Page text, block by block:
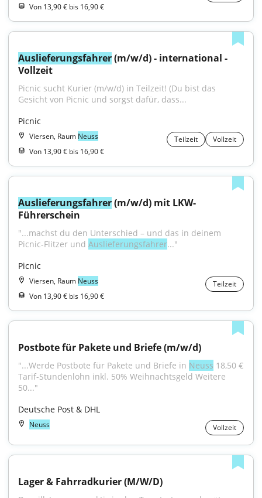
Von 13,90 € bis 16,90 €
Auslieferungsfahrer (m/w/d) - international -
Vollzeit
Picnic sucht Kurier (m/w/d) in Teilzeit! (Du bist das
Gesicht von Picnic und sorgst dafür, dass...
Picnic
Viersen, Raum Neuss Teilzeit
Vollzeit
Von 13,90 € bis 16,90 €
Auslieferungsfahrer (m/w/d) mit LKW-
Führerschein
"...machst du den Unterschied – und das in deinem
Picnic-Flitzer und Auslieferungsfahrer..."
Picnic
Viersen, Raum Neuss
Teilzeit
Von 13,90 € bis 16,90 €
Postbote für Pakete und Briefe (m/w/d)
"...Werde Postbote für Pakete und Briefe in Neuss 18,50 €
Tarif-Stundenlohn inkl. 50% Weihnachtsgeld Weitere
50..."
Deutsche Post & DHL
Neuss Vollzeit
Lager & Fahrradkurier (M/W/D)